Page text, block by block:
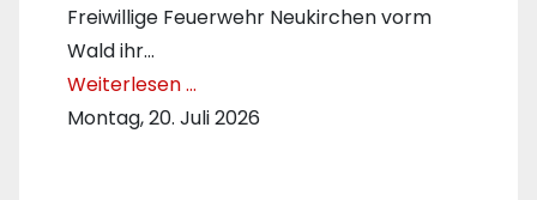
Freiwillige Feuerwehr Neukirchen vorm
Wald ihr…
Weiterlesen …
Montag, 20. Juli 2026